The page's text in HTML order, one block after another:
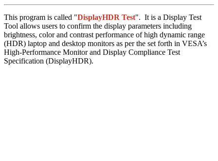
This program is called "DisplayHDR Test". It is a Display Test
Tool allows users to confirm the display parameters including
brightness, color and contrast performance of high dynamic range
(HDR) laptop and desktop monitors as per the set forth in VESA’s
High-Performance Monitor and Display Compliance Test
Specification (DisplayHDR).